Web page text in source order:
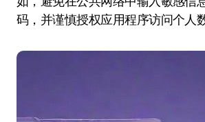
码，并谨慎授权应用程序访问个人数